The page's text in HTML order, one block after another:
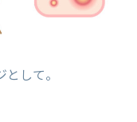
て。